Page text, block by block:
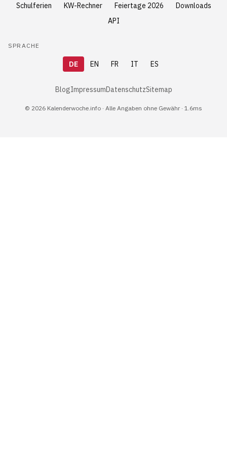
Schulferien KW-Rechner Feiertage 2026
Downloads
API
SPRACHE
DE EN FR IT ES
BlogImpressumDatenschutzSitemap
© 2026 Kalenderwoche.info · Alle Angaben ohne Gewähr · 1.6ms